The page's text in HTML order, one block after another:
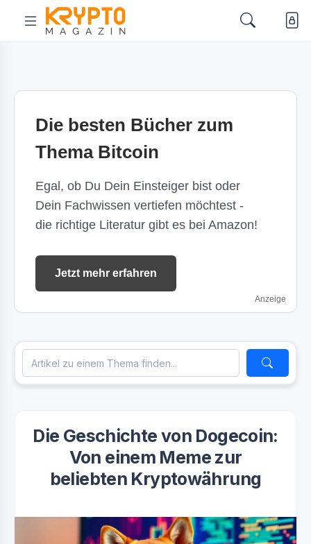
Die besten Bücher zum
Thema Bitcoin
Egal, ob Du Dein Einsteiger bist oder
Dein Fachwissen vertiefen möchtest -
die richtige Literatur gibt es bei Amazon!
Jetzt mehr erfahren
Anzeige
Die Geschichte von Dogecoin:
Von einem Meme zur
beliebten Kryptowährung